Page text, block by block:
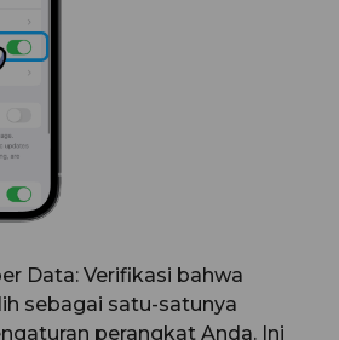
Data: Verifikasi bahwa
sebagai satu-satunya
perangkat Anda. Ini